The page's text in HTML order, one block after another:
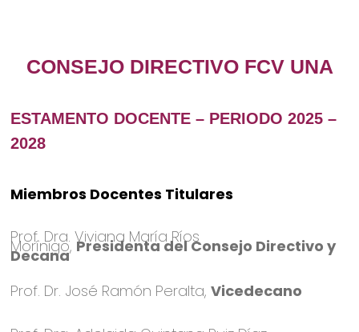
CONSEJO DIRECTIVO FCV UNA
ESTAMENTO DOCENTE – PERIODO 2025 –
2028
Miembros Docentes Titulares
Prof. Dra. Viviana María Ríos
Morínigo, Presidenta del Consejo Directivo y
Decana
Prof. Dr. José Ramón Peralta,Vicedecano